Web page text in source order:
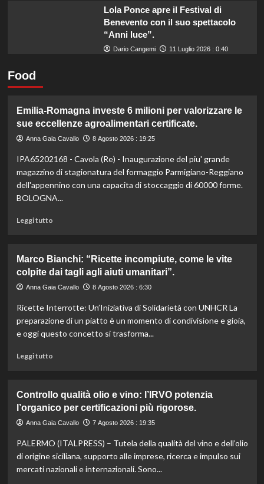
Lola Ponce apre il Festival di
Benevento con il suo spettacolo
“Anni luce”.
Dario Cangemi 11 Luglio 2026 : 0:40
Food
Emilia-Romagna investe 6 milioni per valorizzare le
sue eccellenze agroalimentari certificate.
Anna Gaia Cavallo 8 Agosto 2026 : 19:25
IPA65202168 - Cavola (Re) - Inaugurazione del piu' grande
magazzino di stagionatura del formaggio Parmigiano-Reggiano
dell'appennino con una capacita di stoccaggio di 60000 forme.
BOLOGNA...
Leggi tuttoLeggi
Emilia-
Romagna
investe
milioni
per
valorizzare
Marco Bianchi: “Ricette incompiute, come le vite
colpite dai tagli agli aiuti umanitari”.
Anna Gaia Cavallo 8 Agosto 2026 : 6:30
Ricette Interrotte: Un’Iniziativa di Solidarietà con UNHCR La
preparazione di un piatto è un momento di condivisione e gioia,
e oggi questo concetto si trasforma...
Leggi tuttoLeggi
Marco
Bianchi:
“Ricette
come
le
vite
Controllo qualità olio e vino: l’IRVO potenzia
l’organico per certificazioni più rigorose.
Anna Gaia Cavallo 7 Agosto 2026 : 19:35
PALERMO (ITALPRESS) – Tutela della qualità del vino e dell’olio
di origine siciliana, supporto alle imprese, ricerca e impulso sui
mercati nazionali e internazionali. Sono...